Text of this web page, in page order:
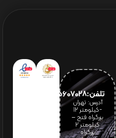
تلفن:65607028(021)
آدرس: تهران
-کیلومتر 12
بزرگراه فتح –
کیلومتر ۲
بزرگراه